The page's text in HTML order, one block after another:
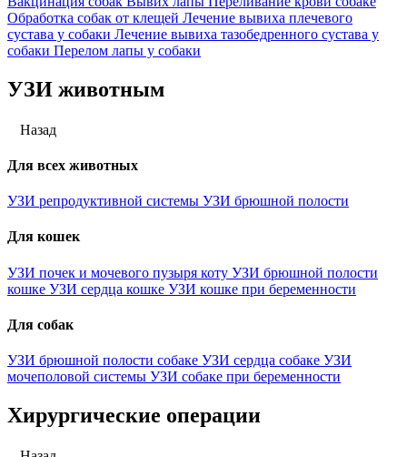
Обработка собак от клещей Лечение вывиха плечевого
сустава у собаки Лечение вывиха тазобедренного сустава у
собаки Перелом лапы у собаки
УЗИ животным
Назад
Для всех животных
УЗИ репродуктивной системы УЗИ брюшной полости
Для кошек
УЗИ почек и мочевого пузыря коту УЗИ брюшной полости
кошке УЗИ сердца кошке УЗИ кошке при беременности
Для собак
УЗИ брюшной полости собаке УЗИ сердца собаке УЗИ
мочеполовой системы УЗИ собаке при беременности
Хирургические операции